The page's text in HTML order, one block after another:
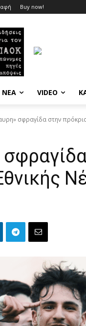
Buy now!
ΝΕΑ VIDEO
σφραγίδα στην